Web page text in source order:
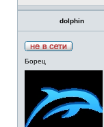
dolphin
Борец